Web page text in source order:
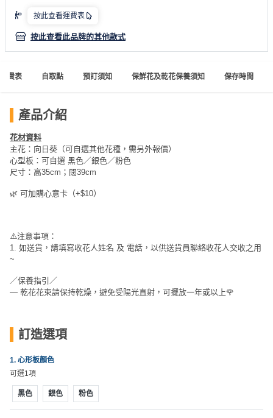
y
R
o
m
到
會
美
食
特
色
花
及
花
品
訂
製
禮
a
y
朋
友
聚
會
祝
生
拍
企
/
公
司
活
攻
活
動
攻
略
會
員
計
劃
員
需
交
軟
件
間
器
情
侶
關
按此查看運費表
按此查看此品牌的其他款式
運費表 自取點 預訂須知 保鮮花及乾花保養須知 保存時間
產品介紹
花材資料
主花：向日葵（可自選其他花種，需另外報價）
心型板：可自選 黑色／銀色／粉色
尺寸：高35cm；闊39cm
🌿 可加購心意卡（+$10）
⚠️注意事項：
1. 如送貨，請填寫收花人姓名 及 電話，以供送貨員聯絡收花人交收之用
~
／保養指引／
— 乾花花束請保持乾燥，避免受陽光直射，可擺放一年或以上🌹
訂造選項
1. 心形板顏色
可選1項
黑色 銀色 粉色